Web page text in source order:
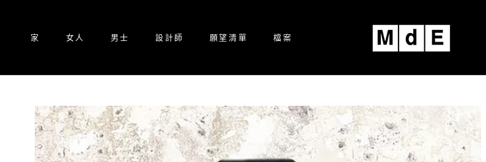
家 女人 男士 設計師 願望清單 檔案